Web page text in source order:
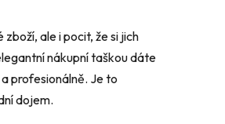
ale i pocit, že si jich
nákupní taškou dáte
profesionálně. Je to
dojem.